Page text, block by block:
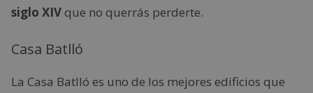
siglo XIVque no querrás perderte.
Casa Batlló
La Casa Batlló es uno de los mejores edificios que